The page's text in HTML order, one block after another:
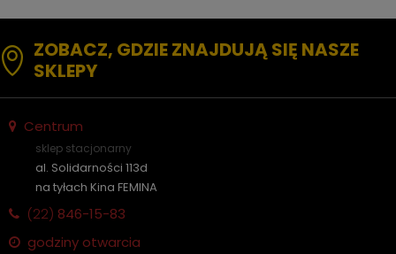
ZOBACZ, GDZIE ZNAJDUJĄ SIĘ NASZE
SKLEPY
Centrum
sklep stacjonarny
al. Solidarności 113d
na tyłach Kina FEMINA
(22) 846-15-83
godziny otwarcia